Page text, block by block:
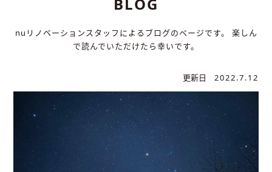
nuリノベーションスタッフによるブログのページです。
楽しん
で読んでいただけたら幸いです。
更新日 2022.7.12